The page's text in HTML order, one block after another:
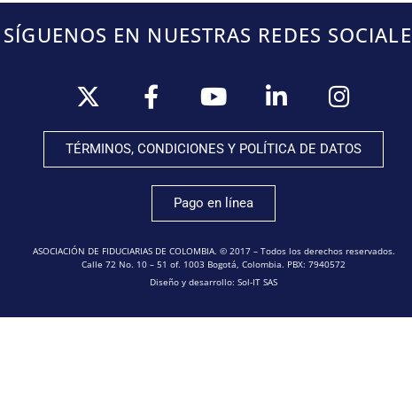
SÍGUENOS EN NUESTRAS REDES
TÉRMINOS, CONDICIONES Y POLÍTICA DE DATOS
Pago en línea
ASOCIACIÓN DE FIDUCIARIAS DE COLOMBIA. © 2017 – Todos los derechos reservados.
Calle 72 No. 10 – 51 of. 1003 Bogotá, Colombia. PBX: 7940572
Diseño y desarrollo: Sol-IT SAS